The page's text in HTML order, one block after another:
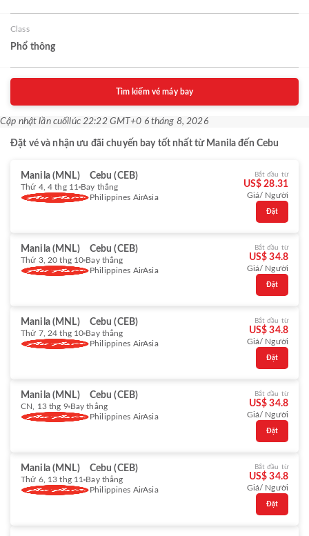
Class
Phổ thông
Tìm kiếm vé máy bay
Cập nhật lần cuốilúc 22:22 GMT+0 6 tháng 8, 2026
Đặt vé và nhận ưu đãi chuyến bay tốt nhất từ Manila đến Cebu
Manila (MNL) Cebu (CEB)
Thứ 4, 4 thg 11 Bay thẳng
Philippines AirAsia
Bắt đầu từ
US$ 28.31
Giá/ Người
Đặt
Manila (MNL) Cebu (CEB)
Thứ 3, 20 thg 10 Bay thẳng
Philippines AirAsia
Bắt đầu từ
US$ 34.8
Giá/ Người
Đặt
Manila (MNL) Cebu (CEB)
Thứ 7, 24 thg 10 Bay thẳng
Philippines AirAsia
Bắt đầu từ
US$ 34.8
Giá/ Người
Đặt
Manila (MNL) Cebu (CEB)
CN, 13 thg 9 Bay thẳng
Philippines AirAsia
Bắt đầu từ
US$ 34.8
Giá/ Người
Đặt
Manila (MNL) Cebu (CEB)
Thứ 6, 13 thg 11 Bay thẳng
Philippines AirAsia
Bắt đầu từ
US$ 34.8
Giá/ Người
Đặt